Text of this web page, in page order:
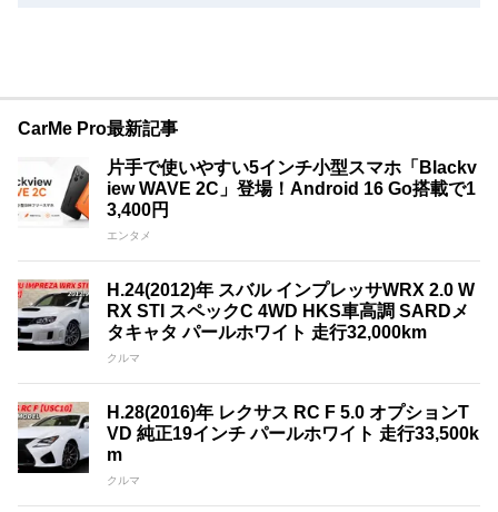
CarMe Pro最新記事
片手で使いやすい5インチ小型スマホ「Blackv
iew WAVE 2C」登場！Android 16 Go搭載で1
3,400円
エンタメ
H.24(2012)年 スバル インプレッサWRX 2.0 W
RX STI スペックC 4WD HKS車高調 SARDメ
タキャタ パールホワイト 走行32,000km
クルマ
H.28(2016)年 レクサス RC F 5.0 オプションT
VD 純正19インチ パールホワイト 走行33,500k
m
クルマ